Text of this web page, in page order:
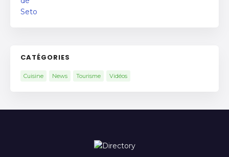
CATÉGORIES
Cuisine News Tourisme Vidéos